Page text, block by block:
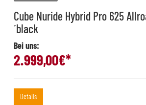
Cube Nuride Hybrid Pro 625
´black
Bei uns:
2.999,00€*
Details